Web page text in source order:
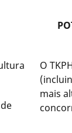
O
mais